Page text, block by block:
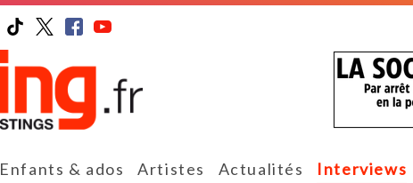
Enfants & ados Artistes Actualités Interviews